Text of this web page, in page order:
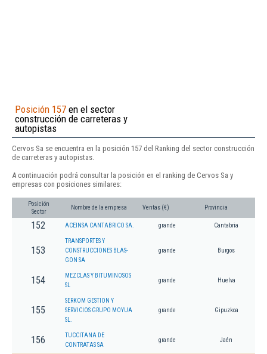
Posición 157 en el sector
construcción de carreteras y
autopistas
Cervos Sa se encuentra en la posición 157 del Ranking del sector construcción
de carreteras y autopistas.
A continuación podrá consultar la posición en el ranking de Cervos Sa y
empresas con posiciones similares:
Posición
Sector
Nombre de la empresa Ventas (€) Provincia
152 ACEINSA CANTABRICO SA. grande Cantabria
153
TRANSPORTES Y
CONSTRUCCIONES BLAS-
GON SA
grande Burgos
154
MEZCLAS Y BITUMINOSOS
SL
grande Huelva
155
SERKOM GESTION Y
SERVICIOS GRUPO MOYUA
SL.
grande Gipuzkoa
156
TUCCITANA DE
CONTRATAS SA
grande Jaén